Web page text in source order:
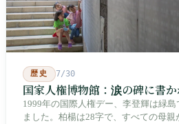
歴史 7/30
国家人権博物館：涙の碑に書
1999年の国際人権デー、李登輝は緑
ました。柏楊は28字で、すべての母